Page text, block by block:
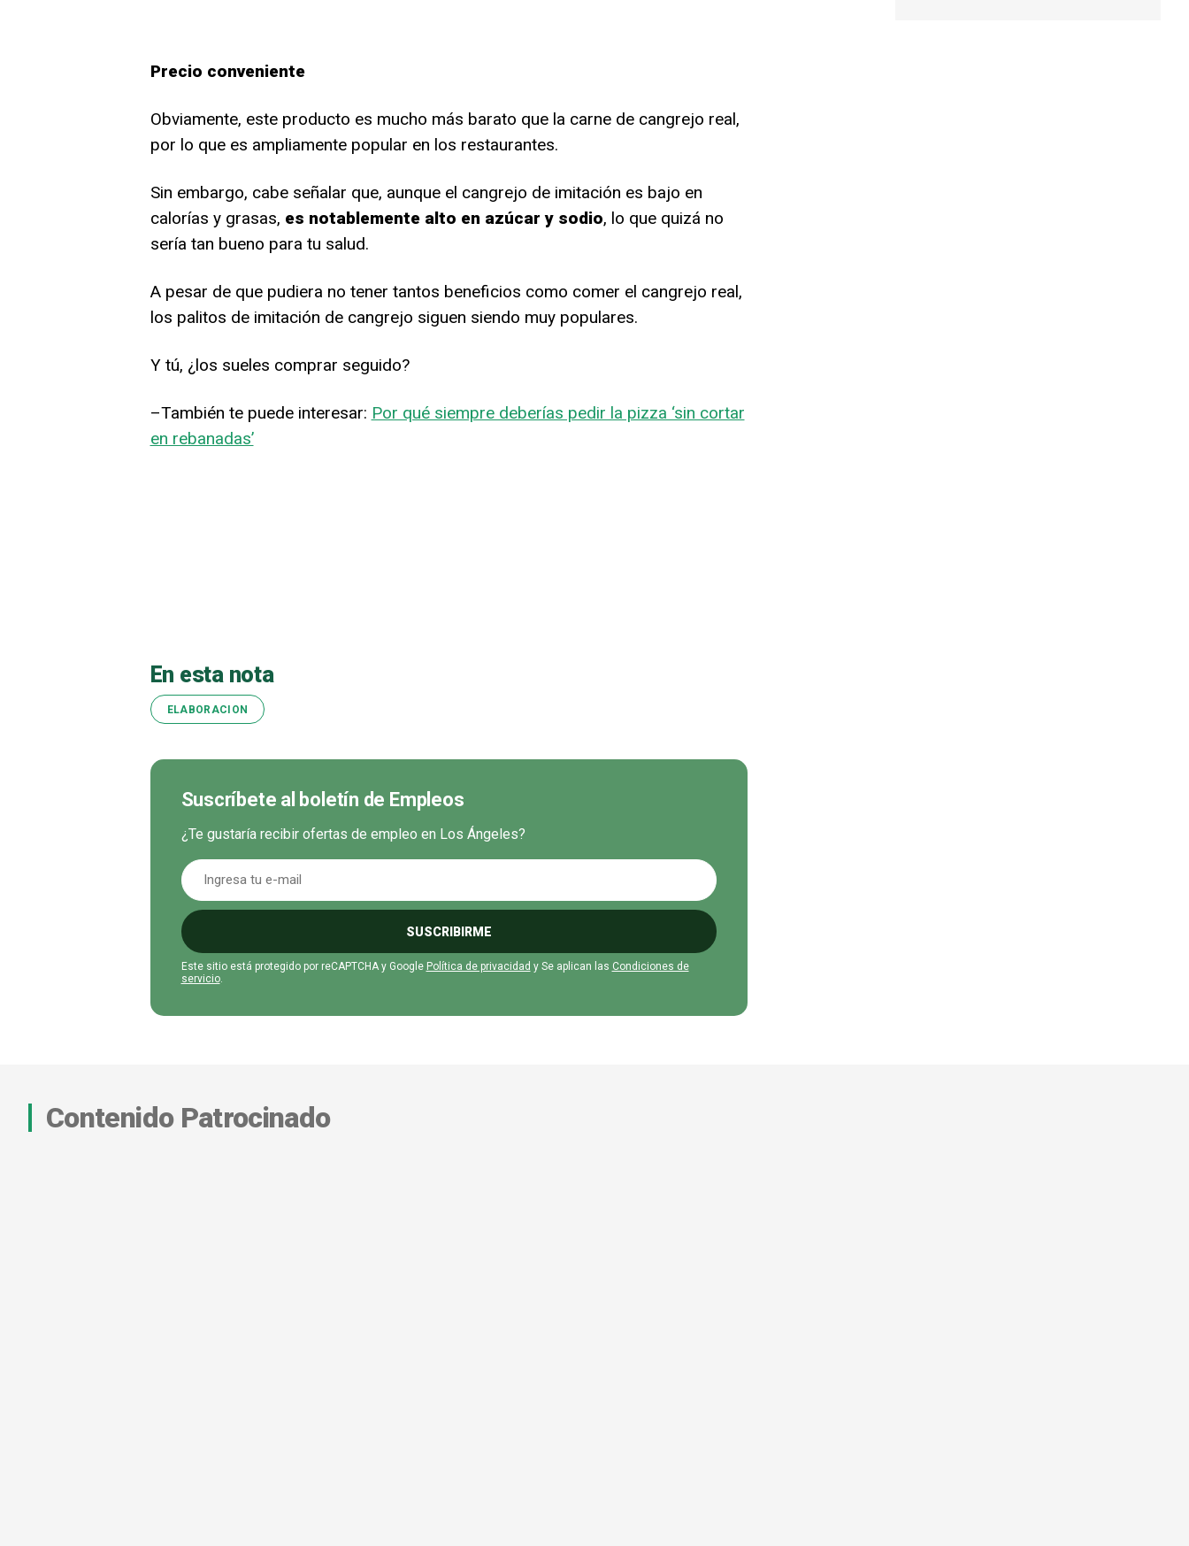
Precio conveniente
Obviamente, este producto es mucho más barato que la carne de cangrejo real,
por lo que es ampliamente popular en los restaurantes.
Sin embargo, cabe señalar que, aunque el cangrejo de imitación es bajo en
calorías y grasas, es notablemente alto en azúcar y sodio, lo que quizá no
sería tan bueno para tu salud.
A pesar de que pudiera no tener tantos beneficios como comer el cangrejo real,
los palitos de imitación de cangrejo siguen siendo muy populares.
Y tú, ¿los sueles comprar seguido?
–También te puede interesar: Por qué siempre deberías pedir la pizza ‘sin cortar
en rebanadas’
En esta nota
ELABORACION
Suscríbete al boletín de Empleos
¿Te gustaría recibir ofertas de empleo en Los Ángeles?
SUSCRIBIRME
Este sitio está protegido por reCAPTCHA y Google Política de privacidad y Se aplican las Condiciones de
servicio.
Contenido Patrocinado